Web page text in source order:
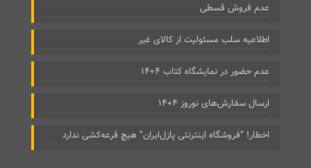
عدم فروش قسطی
اطلاعیه سلب مسئولیت از کالای غیر
عدم حضور در نمایشگاه کتاب ۱۴۰۴
ارسال سفارش‌های نوروز ۱۴۰۴
اخطار! “فروشگاه اینترنتی پازل‌ایران” هیچ قرعه‌کشی ندارد